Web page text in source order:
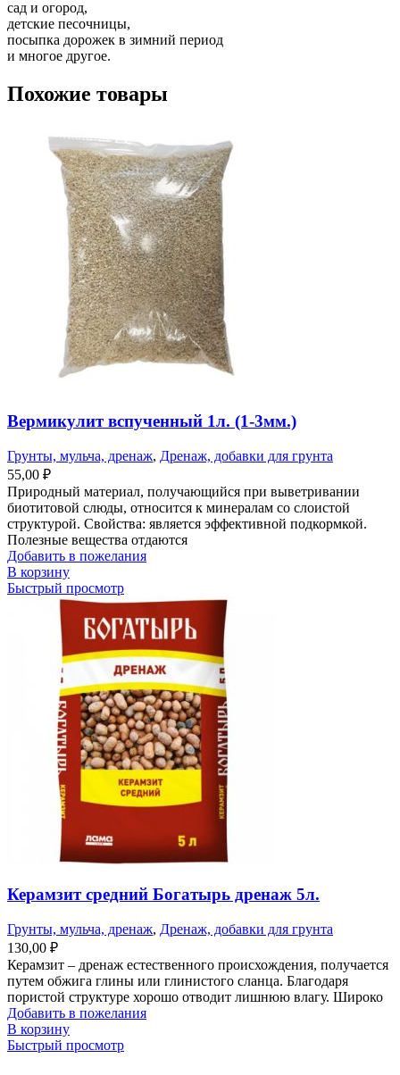
сад и огород,
детские песочницы,
посыпка дорожек в зимний период
и многое другое.
Похожие товары
Вермикулит вспученный 1л. (1-3мм.)
Грунты, мульча, дренаж, Дренаж, добавки для грунта
55,00 ₽
Природный материал, получающийся при выветривании
биотитовой слюды, относится к минералам со слоистой
структурой. Свойства: является эффективной подкормкой.
Полезные вещества отдаются
Добавить в пожелания
В корзину
Быстрый просмотр
Керамзит средний Богатырь дренаж 5л.
Грунты, мульча, дренаж, Дренаж, добавки для грунта
130,00 ₽
Керамзит – дренаж естественного происхождения, получается
путем обжига глины или глинистого сланца. Благодаря
пористой структуре хорошо отводит лишнюю влагу. Широко
Добавить в пожелания
В корзину
Быстрый просмотр